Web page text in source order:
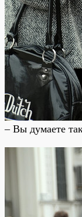
– Вы думаете